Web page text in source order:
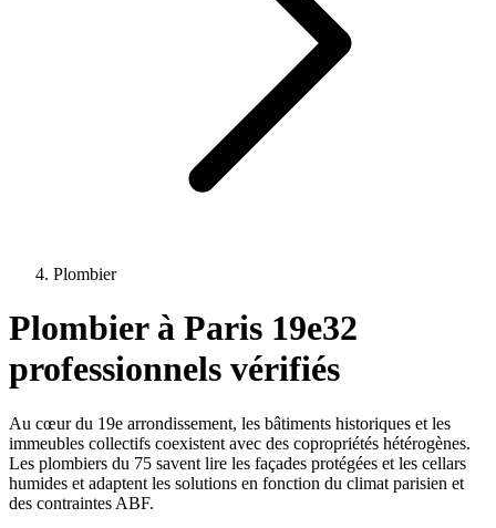
Plombier
Plombierà Paris 19e32
professionnels vérifiés
Au cœur du 19e arrondissement, les bâtiments historiques et les
immeubles collectifs coexistent avec des copropriétés hétérogènes.
Les plombiers du 75 savent lire les façades protégées et les cellars
humides et adaptent les solutions en fonction du climat parisien et
des contraintes ABF.